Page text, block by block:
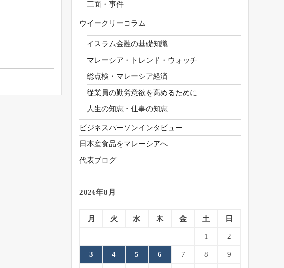
三面・事件
ウイークリーコラム
イスラム金融の基礎知識
マレーシア・トレンド・ウォッチ
総点検・マレーシア経済
従業員の勤労意欲を高めるために
人生の知恵・仕事の知恵
ビジネスパーソンインタビュー
日本産食品をマレーシアへ
代表ブログ
2026年8月
月 火 水 木 金 土 日
1 2
3 4 5 6 7 8 9